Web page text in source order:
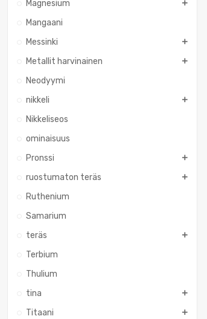
Magnesium
Mangaani
Messinki
Metallit harvinainen
Neodyymi
nikkeli
Nikkeliseos
ominaisuus
Pronssi
ruostumaton teräs
Ruthenium
Samarium
teräs
Terbium
Thulium
tina
Titaani